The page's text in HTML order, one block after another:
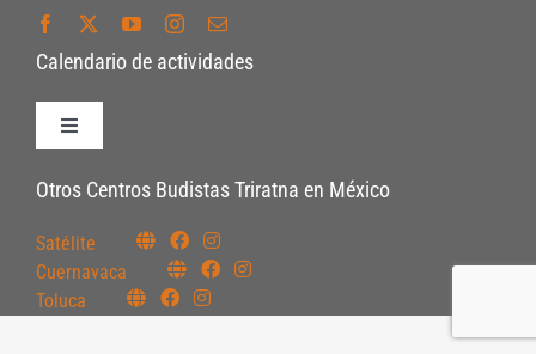
Calendario de actividades
Toggle
Políticas de Inscripción
Políticas Internas
Otros Centros Budistas Triratna en México
Satélite
Cuernavaca
Toluca